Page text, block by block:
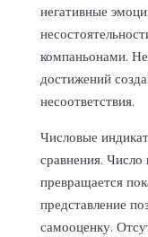
негативные
компаньонами.
достижений
несоответствия.
Числовые
сравнения.
превращается
представление
самооценку.